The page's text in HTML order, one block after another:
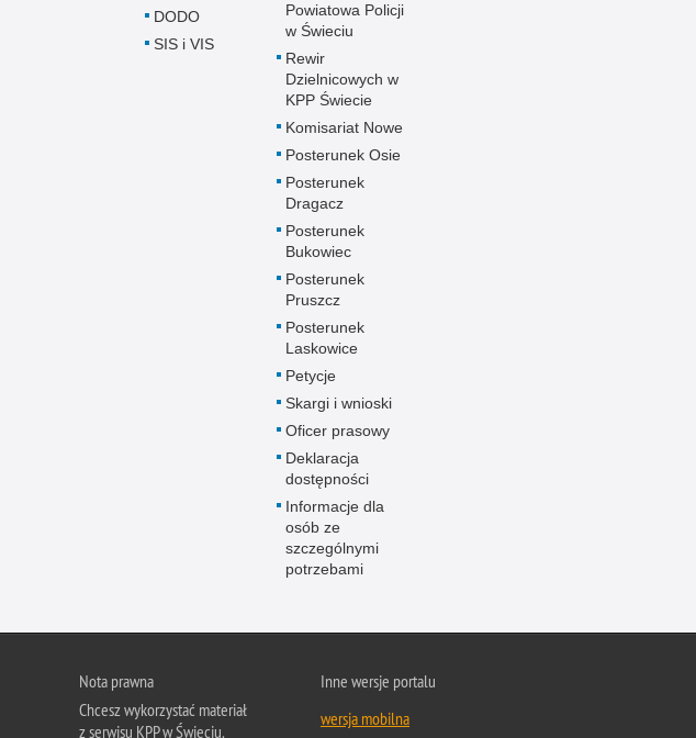
DODO
SIS i VIS
Powiatowa Policji
w Świeciu
Rewir
Dzielnicowych w
KPP Świecie
Komisariat Nowe
Posterunek Osie
Posterunek
Dragacz
Posterunek
Bukowiec
Posterunek
Pruszcz
Posterunek
Laskowice
Petycje
Skargi i wnioski
Oficer prasowy
Deklaracja
dostępności
Informacje dla
osób ze
szczególnymi
potrzebami
Nota prawna
Chcesz wykorzystać materiał
z serwisu KPP w Świeciu.
Inne wersje portalu
wersja mobilna